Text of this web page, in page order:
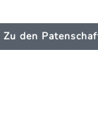
Zu den